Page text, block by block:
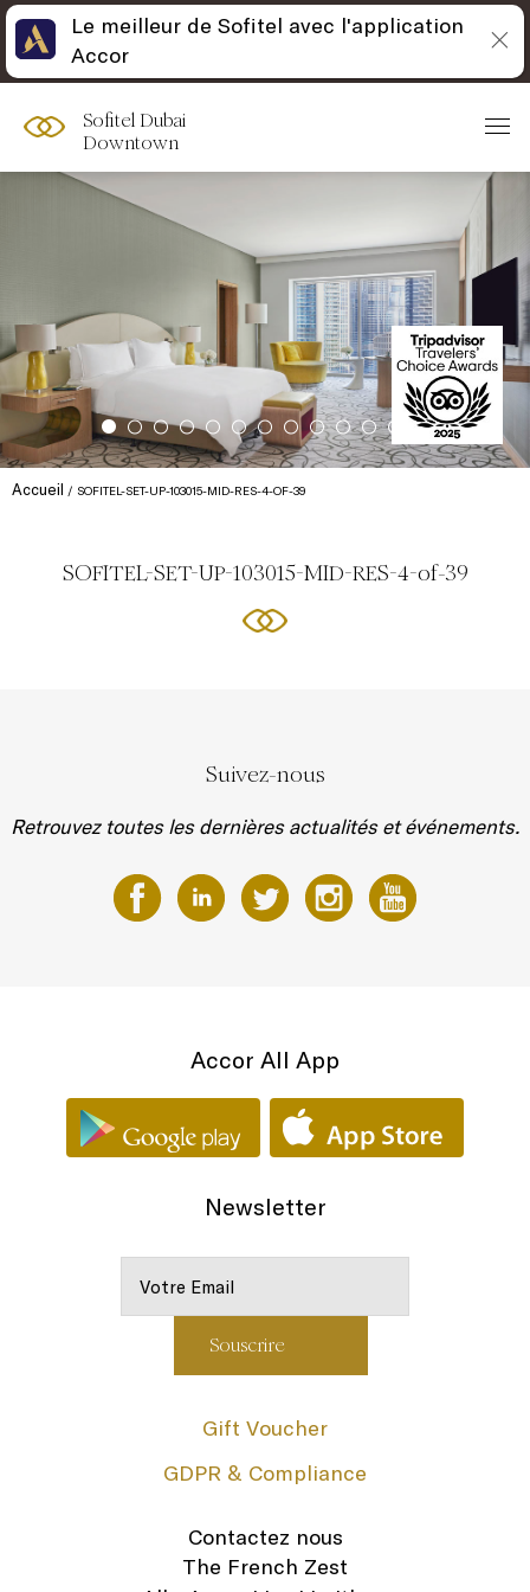
Sofitel Dubai
Downtown
Accueil SOFITEL-SET-UP-103015-MID-RES-4-OF-39
SOFITEL-SET-UP-103015-MID-RES-4-of-39
Suivez-nous
Retrouvez toutes les dernières actualités et événements.
Accor All App
Newsletter
Gift Voucher
GDPR & Compliance
Contactez nous
The French Zest
Le meilleur de Sofitel avec l'application
Accor